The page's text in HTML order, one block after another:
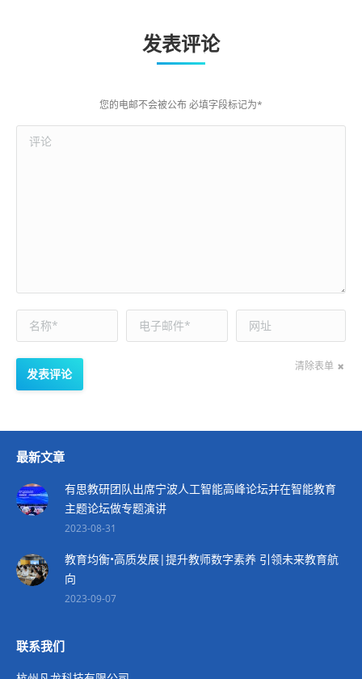
发表评论
您的电邮不会被公布 必填字段标记为*
评论
名称* 电子邮件* 网址
清除表单
发表评论
最新文章
有思教研团队出席宁波人工智能高峰论坛并在智能教育
主题论坛做专题演讲
2023-08-31
教育均衡•高质发展|提升教师数字素养 引领未来教育航
向
2023-09-07
联系我们